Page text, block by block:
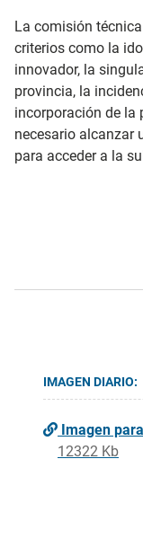
La comisión
criterios como la
innovador, la
provincia, la
incorporación de la
necesario alcanzar
para acceder a la
IMAGEN DIARIO:
Imagen
12322 Kb